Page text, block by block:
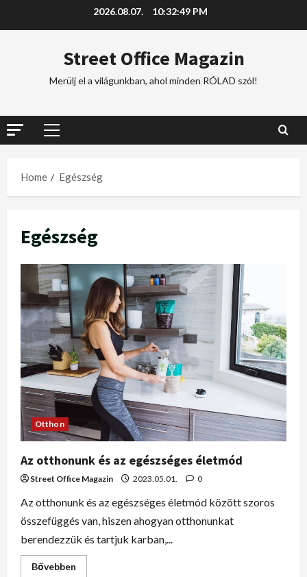
2026.08.07. 10:32:50 PM
Street Office Magazin
Merülj el a világunkban, ahol minden RÓLAD szól!
Home Egészség
Egészség
Otthon
Az otthonunk és az egészséges életmód
Street Office Magazin 2023.05.01. 0
Az otthonunk és az egészséges életmód között szoros
összefüggés van, hiszen ahogyan otthonunkat
berendezzük és tartjuk karban,...
Bővebben